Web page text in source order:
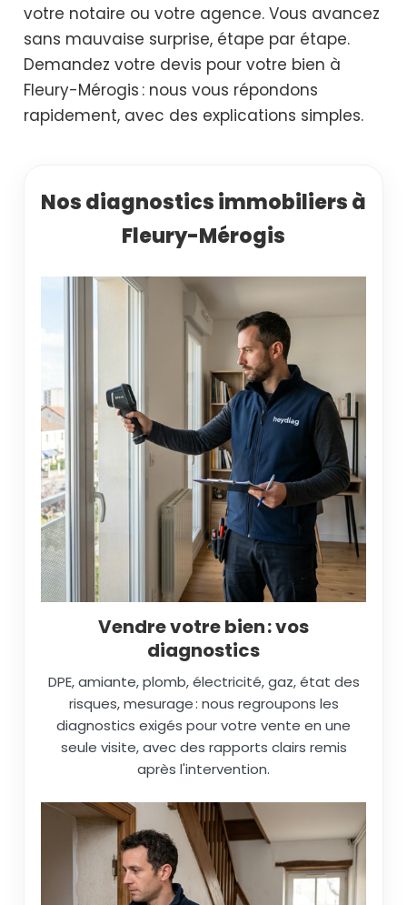
votre notaire ou votre agence. Vous avancez
sans mauvaise surprise, étape par étape.
Demandez votre devis pour votre bien à
Fleury-Mérogis : nous vous répondons
rapidement, avec des explications simples.
Nos diagnostics immobiliers à
Fleury-Mérogis
Vendre votre bien : vos
diagnostics
DPE, amiante, plomb, électricité, gaz, état des
risques, mesurage : nous regroupons les
diagnostics exigés pour votre vente en une
seule visite, avec des rapports clairs remis
après l'intervention.